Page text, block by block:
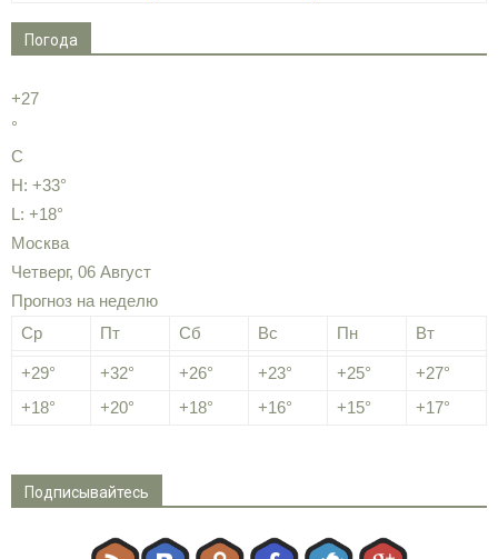
Погода
+27
°
C
H: +33°
L: +18°
Москва
Четверг, 06 Август
Прогноз на неделю
Ср
Пт Сб Вс Пн Вт
+29° +32° +26° +23° +25° +27°
+18° +20° +18° +16° +15° +17°
Подписывайтесь